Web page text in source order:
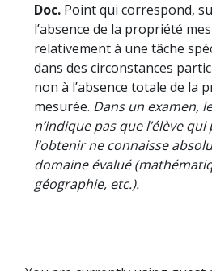
Doc. Point qui correspond,
l’absence de la propriété
relativement à une tâche
dans des circonstances
non à l’absence totale de la
mesurée. Dans un examen,
n’indique pas que l’élève
l’obtenir ne connaisse
domaine évalué
géographie, etc.).